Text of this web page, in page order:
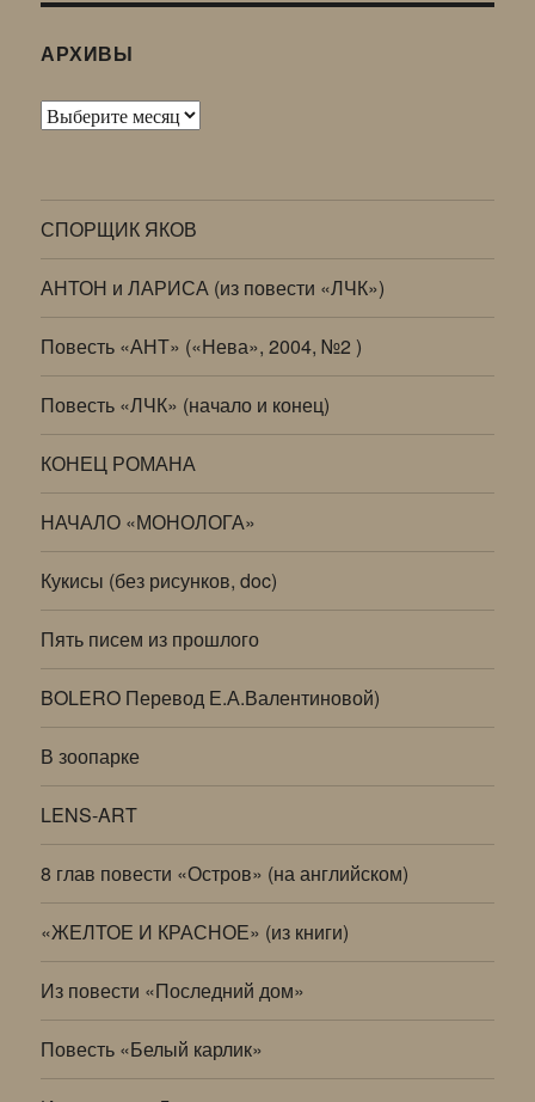
АРХИВЫ
Архивы
СПОРЩИК ЯКОВ
АНТОН и ЛАРИСА (из повести «ЛЧК»)
Повесть «АНТ» («Нева», 2004, №2 )
Повесть «ЛЧК» (начало и конец)
КОНЕЦ РОМАНА
НАЧАЛО «МОНОЛОГА»
Кукисы (без рисунков, doc)
Пять писем из прошлого
BOLERO Перевод Е.А.Валентиновой)
В зоопарке
LENS-ART
8 глав повести «Остров» (на английском)
«ЖЕЛТОЕ И КРАСНОЕ» (из книги)
Из повести «Последний дом»
Повесть «Белый карлик»